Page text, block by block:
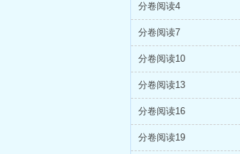
分卷阅读4
分卷阅读7
分卷阅读10
分卷阅读13
分卷阅读16
分卷阅读19